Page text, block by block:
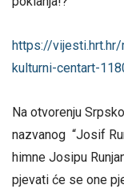
https://
kulturni-centart-
Na otvorenju
nazvanog “Josif
himne Josipu
pjevati će se one